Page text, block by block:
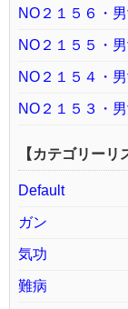
NO２１５６・
NO２１５５・
NO２１５４・
NO２１５３・
【カテゴリーリ
Default
ガン
気功
難病